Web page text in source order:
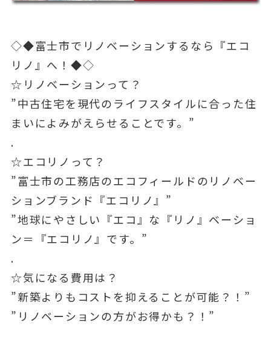
◇◆富士市でリノベーションするなら『エコ
リノ』へ！◆◇
☆リノベーションって？
”中古住宅を現代のライフスタイルに合った住
まいによみがえらせることです。”
.
☆エコリノって？
”富士市の工務店のエコフィールドのリノベー
ションブランド『エコリノ』”
”地球にやさしい『エコ』な『リノ』ベーショ
ン＝『エコリノ』です。”
.
☆気になる費用は？
”新築よりもコストを抑えることが可能？！”
”リノベーションの方がお得かも？！”